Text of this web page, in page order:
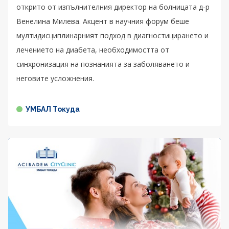
открито от изпълнителния директор на болницата д-р
Венелина Милева. Акцент в научния форум беше
мултидисциплинарният подход в диагностицирането и
лечението на диабета, необходимостта от
синхронизация на познанията за заболяването и
неговите усложнения.
УМБАЛ Токуда